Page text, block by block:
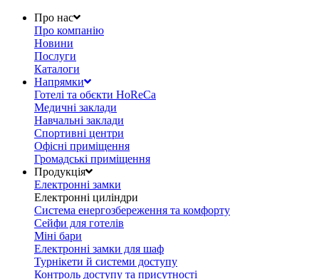
Про нас
Про компанію
Новини
Послуги
Каталоги
Напрямки
Готелі та обєкти HoReCa
Медичні заклади
Навчальні заклади
Спортивні центри
Офісні приміщення
Громадські приміщення
Продукція
Електронні замки
Електронні циліндри
Система енергозбереження та комфорту
Сейфи для готелів
Міні бари
Електронні замки для шаф
Турнікети й системи доступу
Контроль доступу та присутності